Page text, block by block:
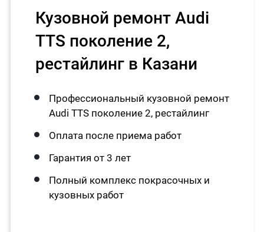
Кузовной ремонт Audi
TTS поколение 2,
рестайлинг в Казани
Профессиональный кузовной ремонт
Audi TTS поколение 2, рестайлинг
Оплата после приема работ
Гарантия от 3 лет
Полный комплекс покрасочных и
кузовных работ